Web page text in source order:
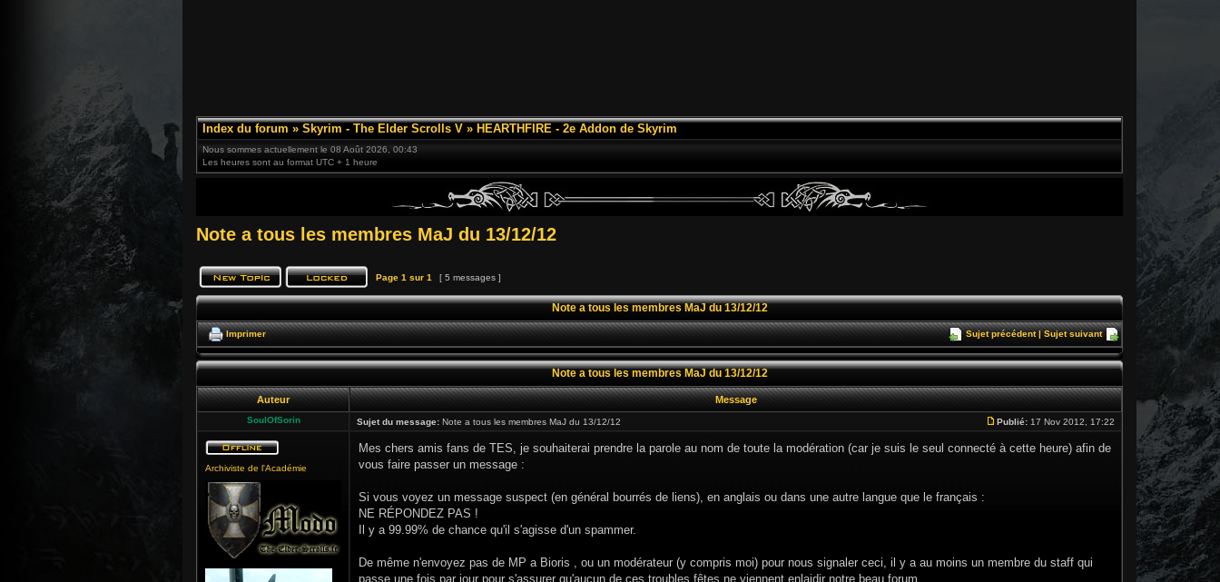
Index du forum » Skyrim - The Elder Scrolls V » HEARTHFIRE - 2e Addon de Skyrim
Nous sommes actuellement le 08 Août 2026, 00:43
Les heures sont au format UTC + 1 heure
Note a tous les membres MaJ du 13/12/12
Page 1 sur 1 [ 5 messages ]
Note a tous les membres MaJ du 13/12/12
Imprimer Sujet précédent|Sujet suivant
Note a tous les membres MaJ du 13/12/12
Auteur Message
SoulOfSorin Sujet du message: Note a tous les membres MaJ du 13/12/12 Publié: 17 Nov 2012, 17:22
Archiviste de l'Académie
Mes chers amis fans de TES, je souhaiterai prendre la parole au nom de toute la modération (car je suis le seul connecté à cette heure) afin de
vous faire passer un message :
Si vous voyez un message suspect (en général bourrés de liens), en anglais ou dans une autre langue que le français :
NE RÉPONDEZ PAS !
Il y a 99.99% de chance qu'il s'agisse d'un spammer.
De même n'envoyez pas de MP a Bioris , ou un modérateur (y compris moi) pour nous signaler ceci, il y a au moins un membre du staff qui
passe une fois par jour pour s'assurer qu'aucun de ces troubles fêtes ne viennent enlaidir notre beau forum.